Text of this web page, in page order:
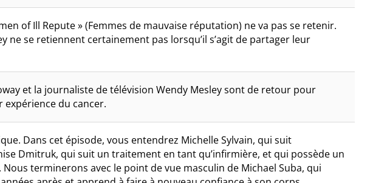
of Ill Repute » (Femmes de mauvaise réputation) ne va pas se retenir.
ne se retiennent certainement pas lorsqu’il s’agit de partager leur
et la journaliste de télévision Wendy Mesley sont de retour pour
du cancer.
Dans cet épisode, vous entendrez Michelle Sylvain, qui suit
Dmitruk, qui suit un traitement en tant qu’infirmière, et qui possède un
terminerons avec le point de vue masculin de Michael Suba, qui